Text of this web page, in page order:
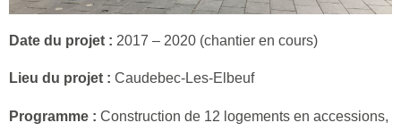
Date du projet : 2017 – 2020 (chantier en cours)
Lieu du projet : Caudebec-Les-Elbeuf
Programme : Construction de 12 logements en accessions,